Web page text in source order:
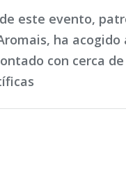
este evento,
ha acogido
con cerca de